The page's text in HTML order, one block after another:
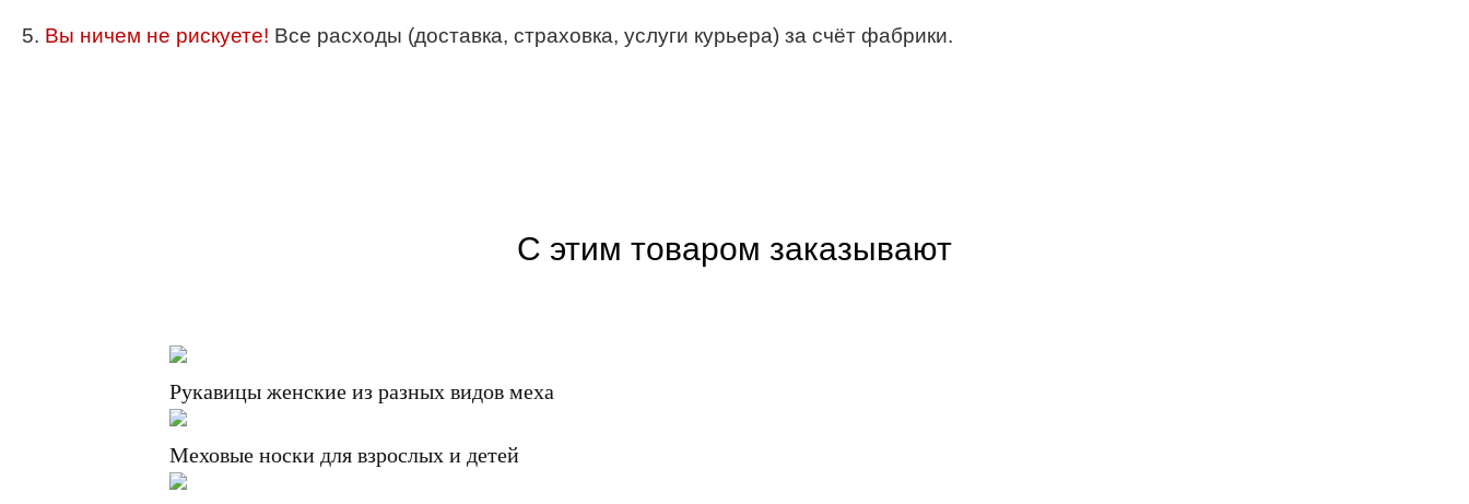
5. Вы ничем не рискуете! Все расходы (доставка, страховка, услуги курьера) за счёт фабрики.
С этим товаром заказывают
Рукавицы женские из разных видов меха
Меховые носки для взрослых и детей